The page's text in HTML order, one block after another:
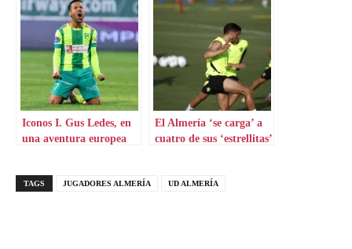
Iconos I. Gus Ledes, en
una aventura europea
El Almería ‘se carga’ a
cuatro de sus ‘estrellitas’
TAGS JUGADORES ALMERÍA UD ALMERÍA